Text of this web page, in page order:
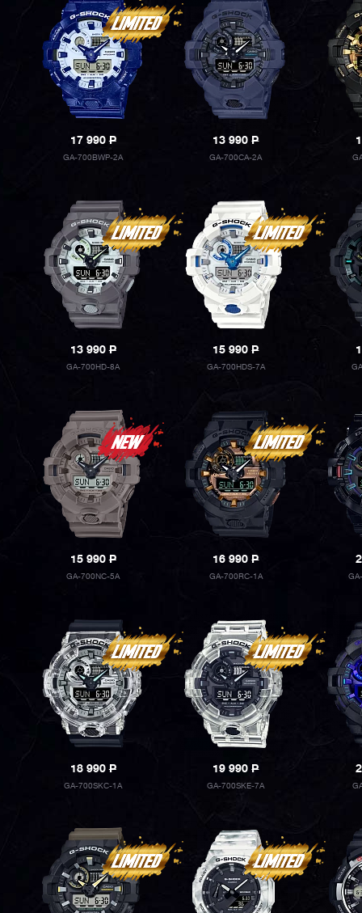
17 990P
GA-700BWP-2A
13 990P
GA-700CA-2A
13 990P
GA-700HD-8A
15 990P
GA-700HDS-7A
15 990P
GA-700NC-5A
16 990P
GA-700RC-1A
18 990P
GA-700SKC-1A
19 990P
GA-700SKE-7A